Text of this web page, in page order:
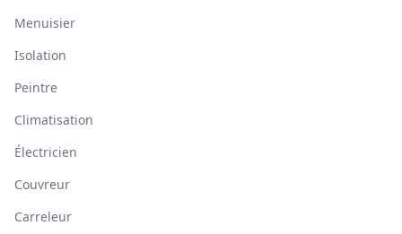
Menuisier
Isolation
Peintre
Climatisation
Électricien
Couvreur
Carreleur